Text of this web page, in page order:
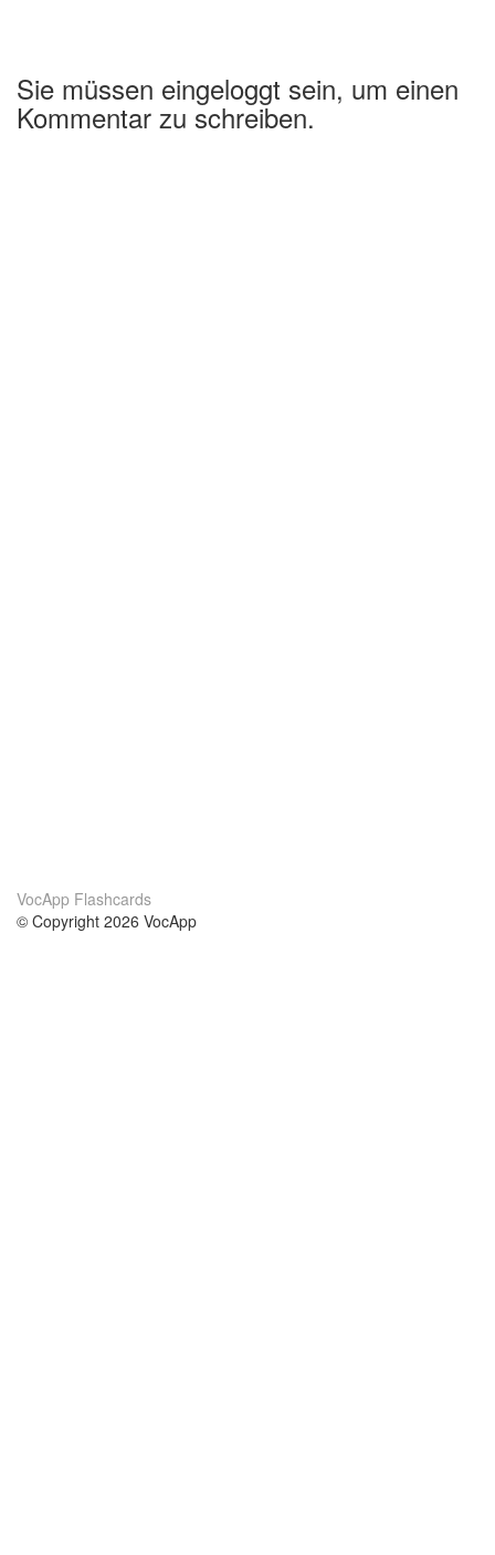
Sie müssen eingeloggt sein, um einen
Kommentar zu schreiben.
VocApp Flashcards
© Copyright 2026 VocApp